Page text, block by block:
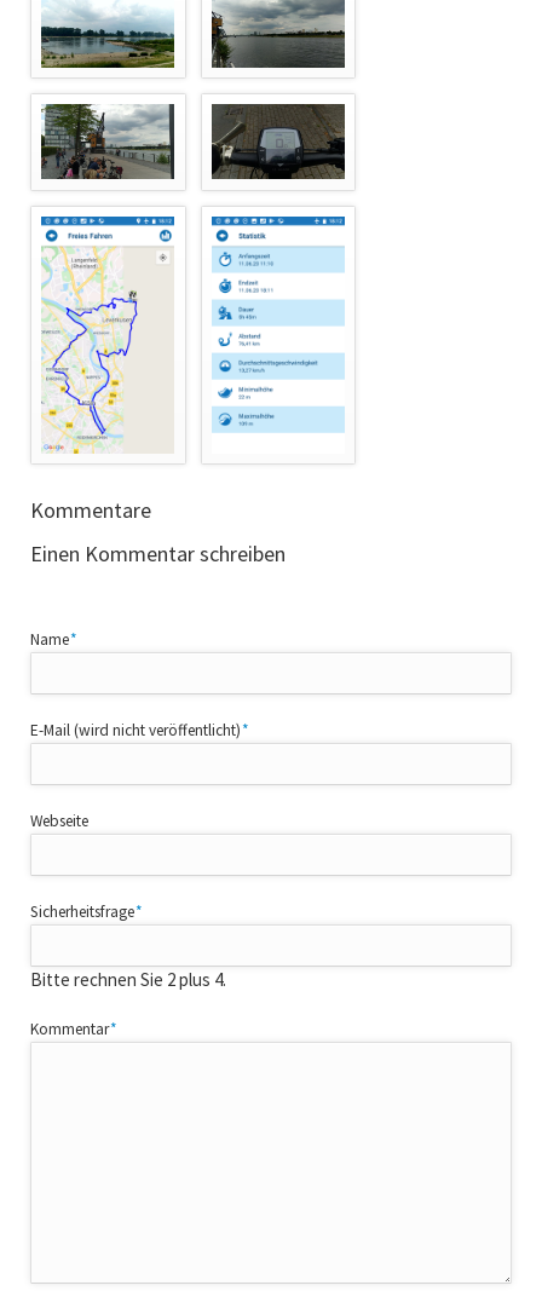
Kommentare
Einen Kommentar schreiben
Pflichtfeld
Name*
Pflichtfeld
E-Mail (wird nicht veröffentlicht)*
Webseite
Pflichtfeld
Sicherheitsfrage*
Bitte rechnen Sie 2 plus 4.
Pflichtfeld
Kommentar*